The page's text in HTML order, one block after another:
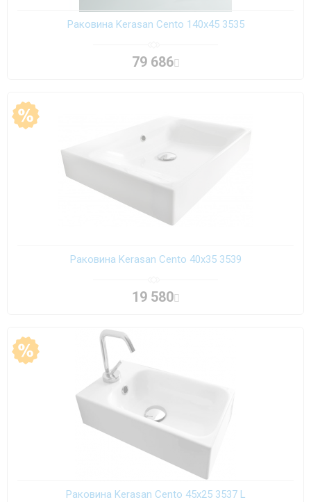
Раковина Kerasan Cento 140х45 3535
79 686
Раковина Kerasan Cento 40х35 3539
19 580
Раковина Kerasan Cento 45х25 3537 L